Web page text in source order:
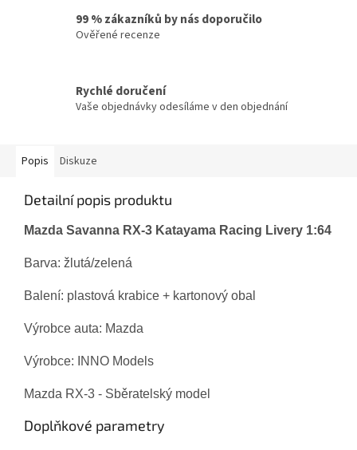
99 % zákazníků by nás doporučilo
Ověřené recenze
Rychlé doručení
Vaše objednávky odesíláme v den objednání
Popis Diskuze
Detailní popis produktu
Mazda Savanna RX-3 Katayama Racing Livery 1:64
Barva: žlutá/zelená
Balení: plastová krabice + kartonový obal
Výrobce auta: Mazda
Výrobce: INNO Models
Mazda RX-3 - Sběratelský model
Doplňkové parametry